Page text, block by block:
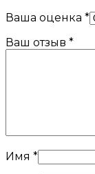
Ваша оценка *
Ваш отзыв *
Имя *